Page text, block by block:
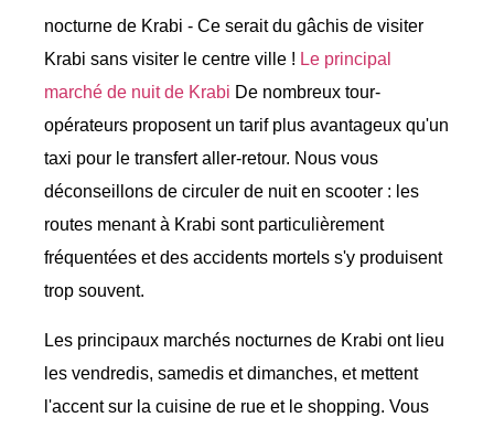
nocturne de Krabi - Ce serait du gâchis de visiter
Krabi sans visiter le centre ville ! Le principal
marché de nuit de Krabi De nombreux tour-
opérateurs proposent un tarif plus avantageux qu'un
taxi pour le transfert aller-retour. Nous vous
déconseillons de circuler de nuit en scooter : les
routes menant à Krabi sont particulièrement
fréquentées et des accidents mortels s'y produisent
trop souvent.
Les principaux marchés nocturnes de Krabi ont lieu
les vendredis, samedis et dimanches, et mettent
l'accent sur la cuisine de rue et le shopping. Vous